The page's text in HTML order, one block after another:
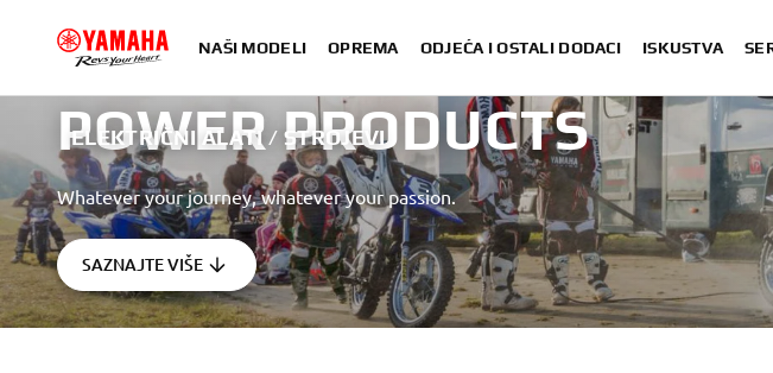
NAŠI MODELI OPREMA ODJEĆA I OSTALI DODACI ISKUSTVA
ELEKTRIČNI ALATI / STROJEVI
POWER PRODUCTS
Whatever your journey, whatever your passion.
SAZNAJTE VIŠE